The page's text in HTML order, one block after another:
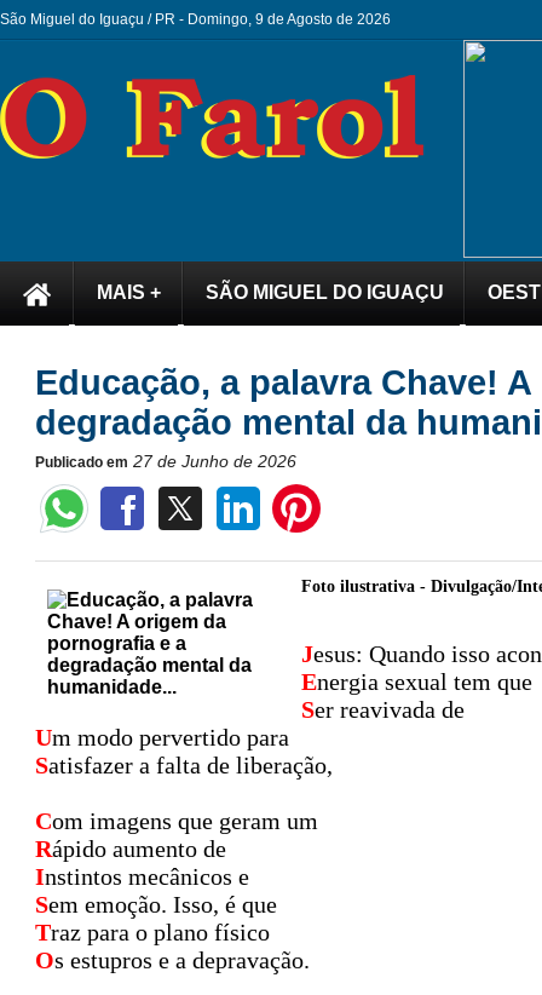
São Miguel do Iguaçu / PR - Domingo, 9 de Agosto de 2026
MAIS + SÃO MIGUEL DO IGUAÇU
Educação, a palavra Chave!
degradação mental da
Publicado em 27 de Junho de 2026
Foto ilustrativa - Divulgação/
Jesus: Quando isso
Energia sexual tem que
Ser reavivada de
Um modo pervertido para
Satisfazer a falta de liberação,
Com imagens que geram um
Rápido aumento de
Instintos mecânicos e
Sem emoção. Isso, é que
Traz para o plano físico
Os estupros e a depravação.